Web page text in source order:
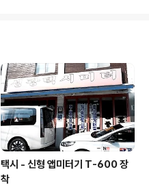
택시 - 신형 앱미터기 T-600 장
착